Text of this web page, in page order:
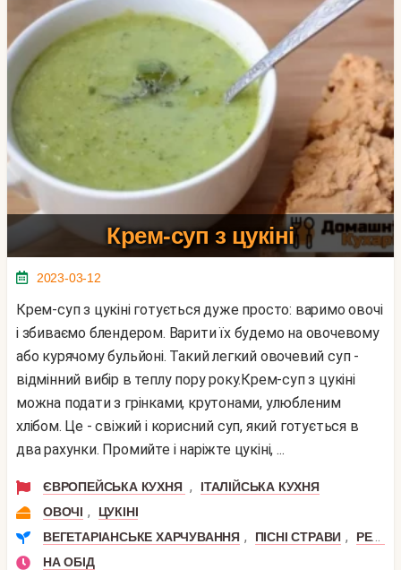
Крем-суп з цукіні
2023-03-12
Крем-суп з цукіні готується дуже просто: варимо овочі
і збиваємо блендером. Варити їх будемо на овочевому
або курячому бульйоні. Такий легкий овочевий суп -
відмінний вибір в теплу пору року.Крем-суп з цукіні
можна подати з грінками, крутонами, улюбленим
хлібом. Це - свіжий і корисний суп, який готується в
два рахунки. Промийте і наріжте цукіні, ...
ЄВРОПЕЙСЬКА КУХНЯ ,
ІТАЛІЙСЬКА КУХНЯ
ОВОЧІ ,
ЦУКІНІ
ВЕГЕТАРІАНСЬКЕ ХАРЧУВАННЯ , ПІСНІ СТРАВИ ,
РЕЦЕПТИ ДЛЯ СХУДНЕННЯ
НА ОБІД